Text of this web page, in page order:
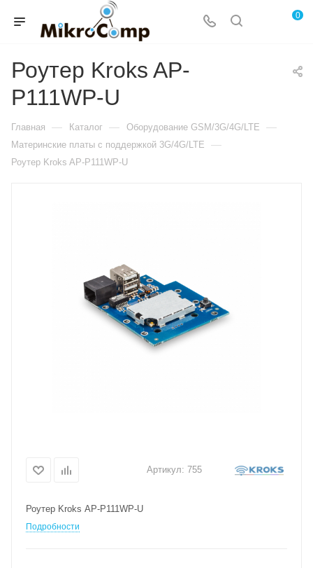
0
Роутер Kroks AP-
P111WP-U
Главная — Каталог — Оборудование GSM/3G/4G/LTE —
Материнские платы с поддержкой 3G/4G/LTE —
Роутер Kroks AP-P111WP-U
Артикул: 755
Роутер Kroks AP-P111WP-U
Подробности